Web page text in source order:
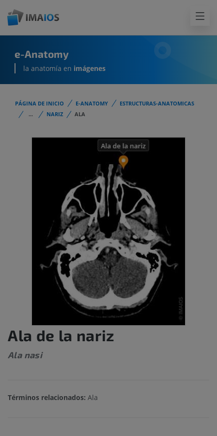
e-Anatomy
la anatomía en imágenes
PÁGINA DE INICIO E-ANATOMY
ESTRUCTURAS-ANATOMICAS
...
NARIZ ALA
Ala de la nariz
Ala nasi
Términos relacionados: Ala